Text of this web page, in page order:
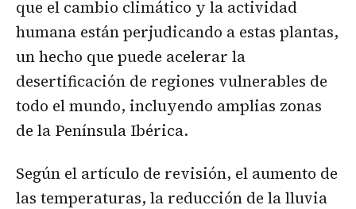
que el cambio climático y la actividad
humana están perjudicando a estas plantas,
un hecho que puede acelerar la
desertificación de regiones vulnerables de
todo el mundo, incluyendo amplias zonas
de la Península Ibérica.
Según el artículo de revisión, el aumento de
las temperaturas, la reducción de la lluvia